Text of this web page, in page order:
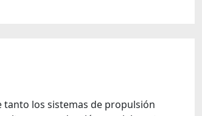
tanto los sistemas de propulsión